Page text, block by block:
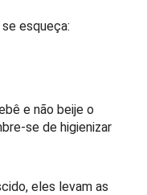
esqueça:
e não beije o
se de higienizar
eles levam as